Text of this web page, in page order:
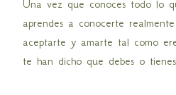
Una vez que conoces todo lo
aprendes a conocerte
aceptarte y amarte tal como
te han dicho que debes o